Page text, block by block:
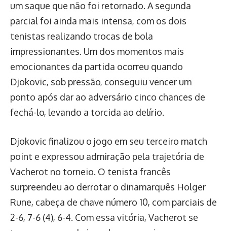
um saque que não foi retornado. A segunda
parcial foi ainda mais intensa, com os dois
tenistas realizando trocas de bola
impressionantes. Um dos momentos mais
emocionantes da partida ocorreu quando
Djokovic, sob pressão, conseguiu vencer um
ponto após dar ao adversário cinco chances de
fechá-lo, levando a torcida ao delírio.
Djokovic finalizou o jogo em seu terceiro match
point e expressou admiração pela trajetória de
Vacherot no torneio. O tenista francês
surpreendeu ao derrotar o dinamarquês Holger
Rune, cabeça de chave número 10, com parciais de
2-6, 7-6 (4), 6-4. Com essa vitória, Vacherot se